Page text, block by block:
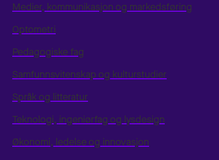
Medier, kommunikasjon og markedsføring
Optometri
Pedagogiske fag
Samfunnsvitenskap og kulturstudier
Språk og litteratur
Teknologi, ingeniørfag og lysdesign
Økonomi, ledelse og innovasjon